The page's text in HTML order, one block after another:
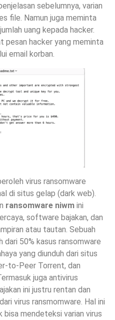
sebelumnya, varian
file. Namun juga meminta
uang kepada hacker.
pesan hacker yang meminta
email korban.
virus ransomware
di situs gelap (dark web).
ransomware niwm ini
software bajakan, dan
atau tautan. Sebuah
50% kasus ransomware
yang diunduh dari situs
to-Peer Torrent, dan
juga antivirus
ini justru rentan dan
virus ransmomware. Hal ini
bisa mendeteksi varian virus